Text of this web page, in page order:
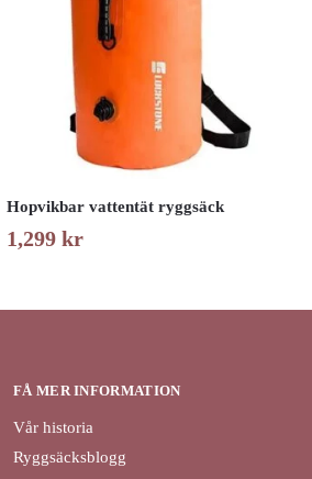
Hopvikbar vattentät ryggsäck
1,299kr
FÅ MER INFORMATION
Vår historia
Ryggsäcksblogg